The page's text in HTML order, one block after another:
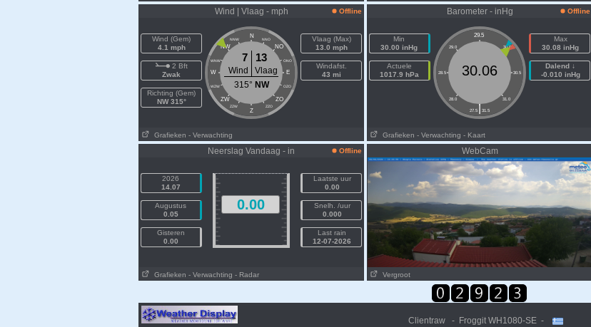
Wind | Vlaag - mph Offline
Wind (Gem)
4.1 mph
2 Bft
Zwak
Richting (Gem)
NW 315°
N
NNW NNO
NW NO
WNW ONO
W E
WZW OZO
ZW ZO
ZZW ZZO
Z
7 13
Wind
Vlaag
315° NW
Vlaag (Max)
13.0 mph
Windafst.
43 mi
Grafieken - Verwachting
Barometer - inHg Offline
Min
30.00 inHg
Actuele
1017.9 hPa
29.5
29.0 30.0
28.5 30.5
28.0 31.0
|
27.5 31.5
30.06
Max
30.08 inHg
Dalend ↓
-0.010 inHg
Grafieken - Verwachting - Kaart
Neerslag Vandaag - in Offline
2026
14.07
Augustus
0.05
Gisteren
0.00
0.00
Laatste uur
0.00
Snelh. /uur
0.000
Last rain
12-07-2026
Grafieken - Verwachting - Radar
WebCam
Vergroot
Clientraw - Froggit WH1080-SE -